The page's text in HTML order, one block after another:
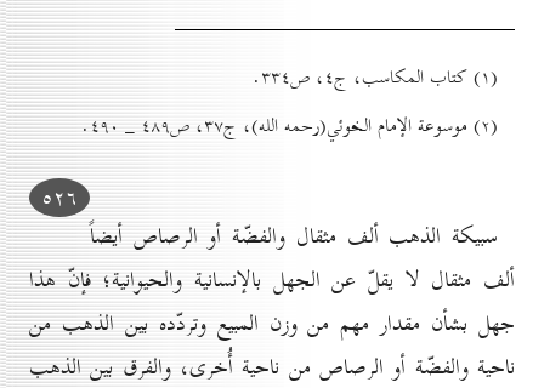
(۱) کتاب المكاسب، ج٤، ص۳۳٤.
(۲) موسوعة الإمام الخوئي(رحمه الله)، ج۳۷، ص٤۸۹ _ ٤۹٠.
٥۲٦
سبيكة الذهب ألف مثقال والفضّة أو الرصاص أيضاً
ألف مثقال لا يقلّ عن الجهل بالإنسانية والحيوانية؛ فإنّ هذا
جهل بشأن مقدار مهم من وزن المبيع وتردّده بين الذهب من
ناحية والفضّة أو الرصاص من ناحية أُخرى، والفرق بين الذهب